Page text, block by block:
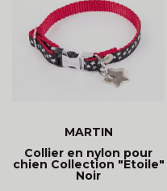
MARTIN
Collier en nylon pour
chien Collection "Etoile"
Noir